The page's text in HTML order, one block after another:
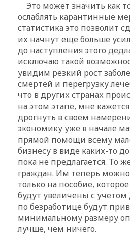
—Это может значить как
ослаблять карантинные
статистика это позволит
их начнут еще больше
до наступления этого
исключаю такой
увидим резкий рост
смертей и перегрузку
что в других странах
на этом этапе, мне
дрогнуть в своем
экономику уже в начале
прямой помощи всему
бизнесу в виде каких-то
пока не предлагается. То
граждан. Им теперь
только на пособие,
будут увеличены с учетом
по безработице будут
минимальному размеру
лучше, чем ничего.